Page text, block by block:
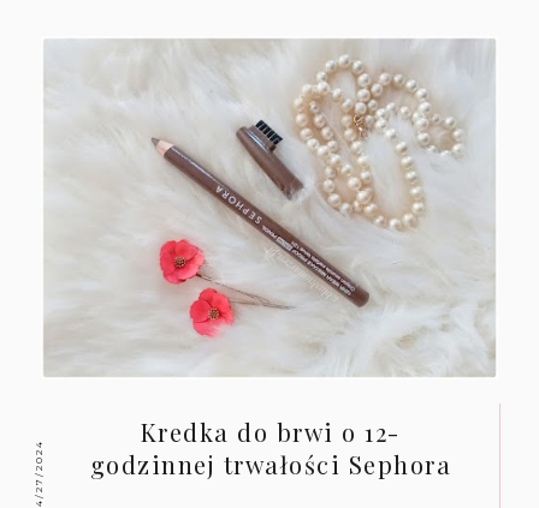
4/27/2024
Kredka do brwi o 12-
godzinnej trwałości Sephora